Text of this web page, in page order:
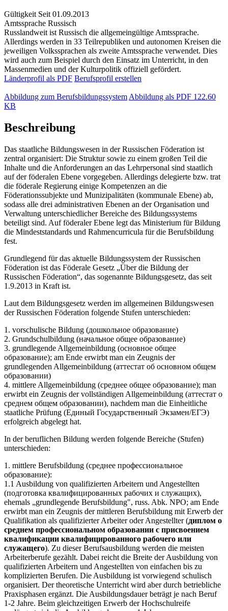
Gültigkeit Seit 01.09.2013
Amtssprache Russisch
Russlandweit ist Russisch die allgemeingültige Amtssprache.
Allerdings werden in 33 Teilrepubliken und autonomen Kreisen die
jeweiligen Volkssprachen als zweite Amtssprache verwendet. Dies
wird auch zum Beispiel durch den Einsatz im Unterricht, in den
Massenmedien und der Kulturpolitik offiziell gefördert.
Länderprofil als PDF Berufsprofil erstellen
Abbildung zum Berufsbildungssystem Abbildung als PDF 122.60
KB
Beschreibung
Das staatliche Bildungswesen in der Russischen Föderation ist
zentral organisiert: Die Struktur sowie zu einem großen Teil die
Inhalte und die Anforderungen an das Lehrpersonal sind staatlich
auf der föderalen Ebene vorgegeben. Allerdings delegierte bzw. trat
die föderale Regierung einige Kompetenzen an die
Föderationssubjekte und Munizipalitäten (kommunale Ebene) ab,
sodass alle drei administrativen Ebenen an der Organisation und
Verwaltung unterschiedlicher Bereiche des Bildungssystems
beteiligt sind. Auf föderaler Ebene legt das Ministerium für Bildung
die Mindeststandards und Rahmencurricula für die Berufsbildung
fest.
Grundlegend für das aktuelle Bildungssystem der Russischen
Föderation ist das Föderale Gesetz „Über die Bildung der
Russischen Föderation“, das sogenannte Bildungsgesetz, das seit
1.9.2013 in Kraft ist.
Laut dem Bildungsgesetz werden im allgemeinen Bildungswesen
der Russischen Föderation folgende Stufen unterschieden:
1. vorschulische Bildung (дошкольное образование)
2. Grundschulbildung (начальное общее образование)
3. grundlegende Allgemeinbildung (основное общее
образование); am Ende erwirbt man ein Zeugnis der
grundlegenden Allgemeinbildung (аттестат об основном общем
образовании)
4. mittlere Allgemeinbildung (среднее общее образование); man
erwirbt ein Zeugnis der vollständigen Allgemeinbildung (аттестат о
среднем общем образовании), nachdem man die Einheitliche
staatliche Prüfung (Единый Государственный Экзамен/ЕГЭ)
erfolgreich abgelegt hat.
In der beruflichen Bildung werden folgende Bereiche (Stufen)
unterschieden:
1. mittlere Berufsbildung (среднее профессиональное
образование):
1.1 Ausbildung von qualifizierten Arbeitern und Angestellten
(подготовка квалифицированных рабочих и служащих),
ehemals „grundlegende Berufsbildung", russ. Abk. NPO; am Ende
erwirbt man ein Zeugnis der mittleren Berufsbildung mit Erwerb der
Qualifikation als qualifizierter Arbeiter oder Angestellter (диплом о
среднем профессиональном образовании с присвоением
квалификации квалифицированного рабочего или
служащего). Zu dieser Berufsausbildung werden die meisten
Arbeiterberufe gezählt. Dabei reicht die Breite der Ausbildung von
qualifizierten Arbeitern und Angestellten von einfachen bis zu
komplizierten Berufen. Die Ausbildung ist vorwiegend schulisch
organisiert. Der theoretische Unterricht wird aber durch betriebliche
Praxisphasen ergänzt. Die Ausbildungsdauer beträgt je nach Beruf
1-2 Jahre. Beim gleichzeitigen Erwerb der Hochschulreife